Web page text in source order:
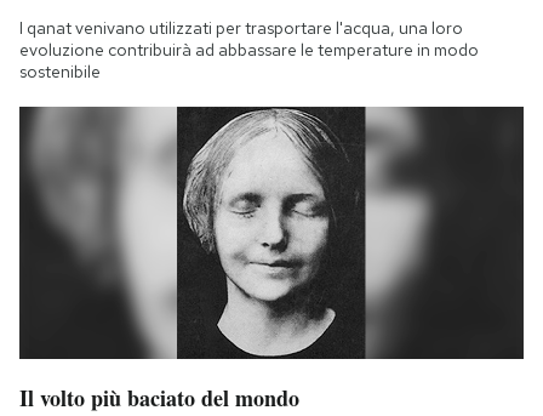
I qanat venivano utilizzati per trasportare l'acqua, una loro
evoluzione contribuirà ad abbassare le temperature in modo
sostenibile
Il volto più baciato del mondo